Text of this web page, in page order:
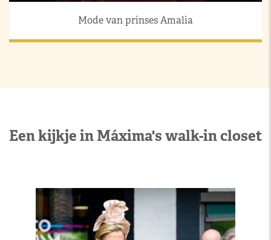
Mode van prinses Amalia
Een kijkje in Máxima's walk-in closet